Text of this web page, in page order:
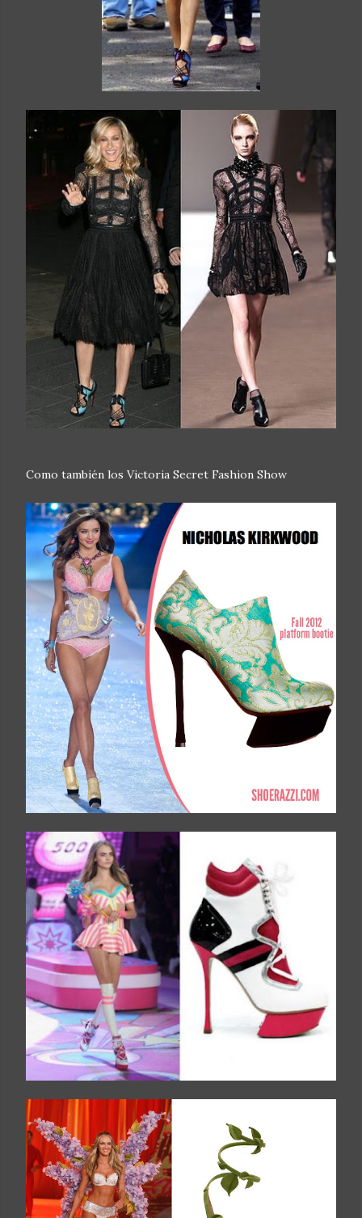
Como también los Victoria Secret Fashion Show